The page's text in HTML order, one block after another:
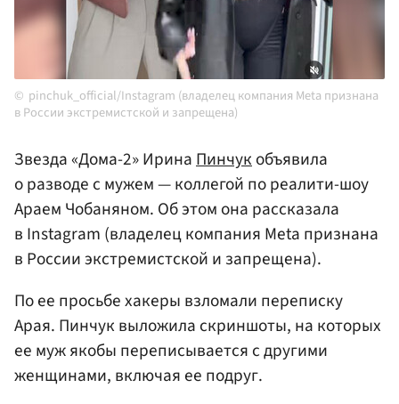
pinchuk_official/Instagram (владелец компания Meta признана
в России экстремистской и запрещена)
Звезда «Дома-2» ИринаПинчукобъявила
о разводе с мужем — коллегой по реалити-шоу
Араем Чобаняном. Об этом она рассказала
в Instagram (владелец компания Meta признана
в России экстремистской и запрещена).
По ее просьбе хакеры взломали переписку
Арая. Пинчук выложила скриншоты, на которых
ее муж якобы переписывается с другими
женщинами, включая ее подруг.